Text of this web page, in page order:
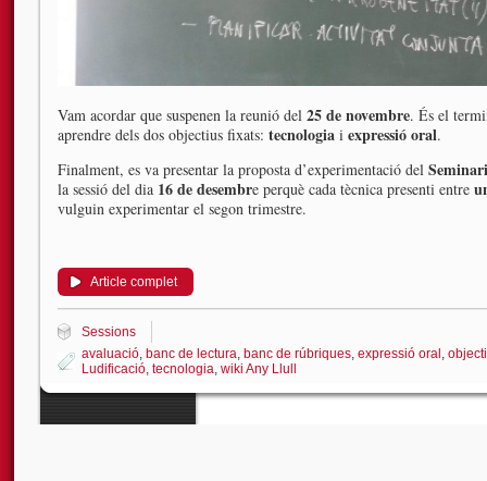
Vam acordar que suspenen la reunió del 25 de novembre. És el
aprendre dels dos objectius fixats: tecnologia i expressió oral.
Finalment, es va presentar la proposta d’experimentació del
la sessió del dia 16 de desembre perquè cada tècnica presenti entre
vulguin experimentar el segon trimestre.
Article complet
Sessions
avaluació, banc de lectura, banc de rúbriques, expressió oral ,
Ludificació, tecnologia, wiki Any Llull